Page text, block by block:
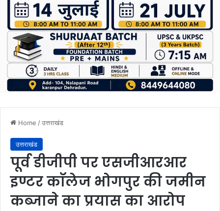
Home /उत्तराखंड
उत्तराखंड
पूर्व डीजीपी पर एसजीआरआर
इण्टर काॅलेज भोगपुर की जमीन
कब्जाने का प्रयास का आरोप